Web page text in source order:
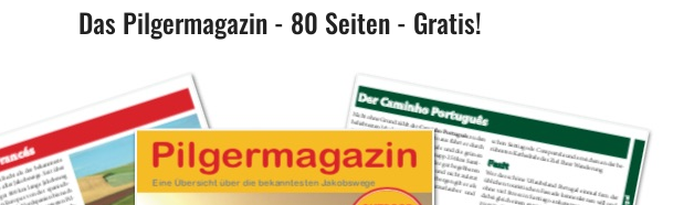
Das Pilgermagazin - 80 Seiten - Gratis!